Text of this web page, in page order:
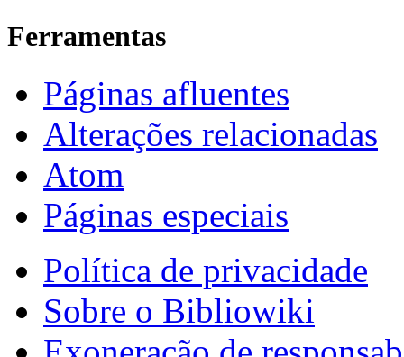
Ferramentas
Páginas afluentes
Alterações relacionadas
Atom
Páginas especiais
Política de privacidade
Sobre o Bibliowiki